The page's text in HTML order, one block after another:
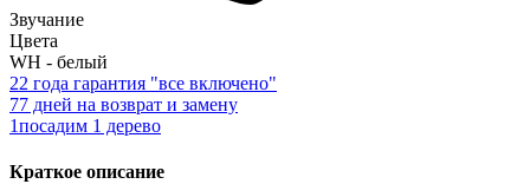
Звучание
Цвета
WH - белый
22 года гарантия "все включено"
77 дней на возврат и замену
1посадим 1 дерево
Краткое описание